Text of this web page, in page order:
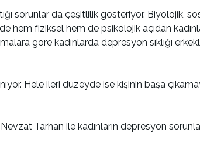
sorunlar da çeşitlilik gösteriyor. Biyolojik,
hem fiziksel hem de psikolojik açıdan
göre kadınlarda depresyon sıklığı
Hele ileri düzeyde ise kişinin başa
Tarhan ile kadınların depresyon